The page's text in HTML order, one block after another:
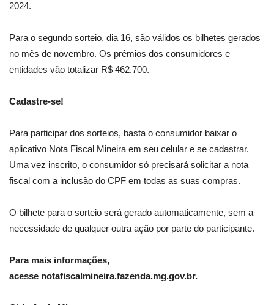
2024.
Para o segundo sorteio, dia 16, são válidos os bilhetes gerados
no mês de novembro. Os prêmios dos consumidores e
entidades vão totalizar R$ 462.700.
Cadastre-se!
Para participar dos sorteios, basta o consumidor baixar o
aplicativo Nota Fiscal Mineira em seu celular e se cadastrar.
Uma vez inscrito, o consumidor só precisará solicitar a nota
fiscal com a inclusão do CPF em todas as suas compras.
O bilhete para o sorteio será gerado automaticamente, sem a
necessidade de qualquer outra ação por parte do participante.
Para mais informações,
acesse notafiscalmineira.fazenda.mg.gov.br.